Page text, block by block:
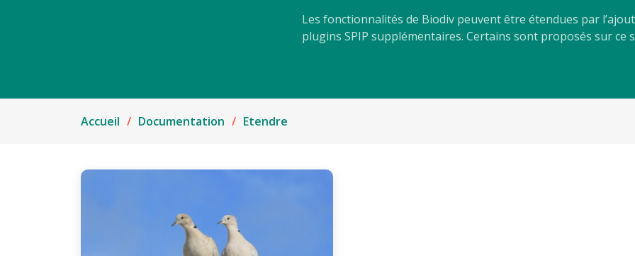
Les fonctionnalités de Biodiv peuvent être étendues par
plugins SPIP supplémentaires. Certains sont proposés sur ce
Accueil Documentation Etendre